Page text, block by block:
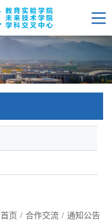
首页 / 合作交流 / 通知公告